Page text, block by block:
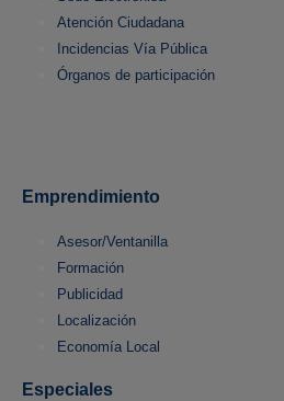
Atención Ciudadana
Incidencias Vía Pública
Órganos de participación
Emprendimiento
Asesor/Ventanilla
Formación
Publicidad
Localización
Economía Local
Especiales